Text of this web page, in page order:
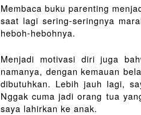
Membaca buku parenting
saat lagi sering-seringnya
heboh-hebohnya.
Menjadi motivasi diri juga
namanya, dengan kemauan
dibutuhkan. Lebih jauh lagi,
Nggak cuma jadi orang tua
saya lahirkan ke anak.